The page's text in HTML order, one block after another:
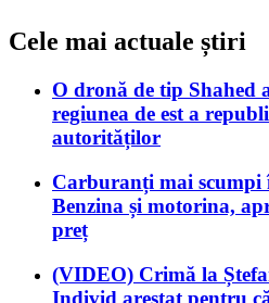
Cele mai actuale știri
O dronă de tip Shahed
regiunea de est a
autorităților
Carburanți mai scumpi
Benzina și motorina,
preț
(VIDEO) Crimă la
Individ arestat pentru